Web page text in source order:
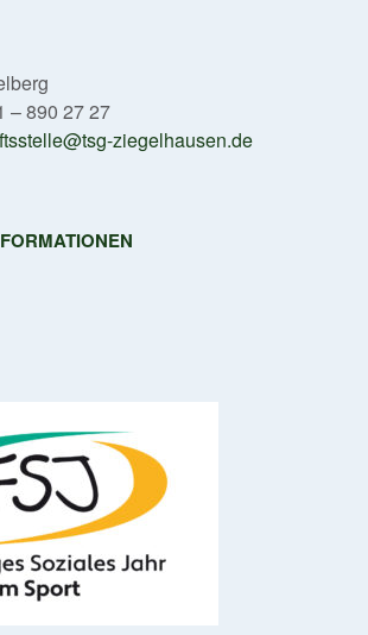
– 890 27 27
ziegelhausen.de